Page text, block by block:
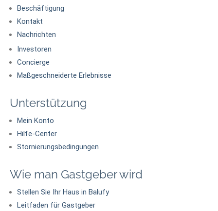
Beschäftigung
Kontakt
Nachrichten
Investoren
Concierge
Maßgeschneiderte Erlebnisse
Unterstützung
Mein Konto
Hilfe-Center
Stornierungsbedingungen
Wie man Gastgeber wird
Stellen Sie Ihr Haus in Balufy
Leitfaden für Gastgeber